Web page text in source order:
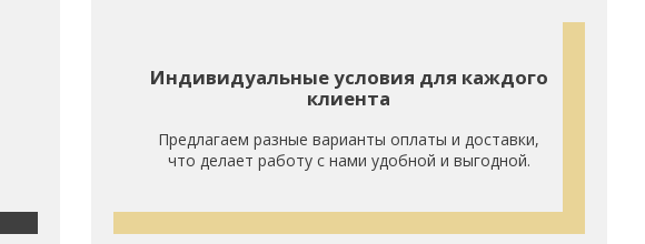
Индивидуальные условия для каждого
клиента
Предлагаем разные варианты оплаты и доставки,
что делает работу с нами удобной и выгодной.